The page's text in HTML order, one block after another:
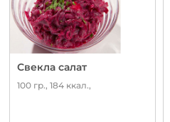
Свекла салат
100 гр., 184 ккал.,